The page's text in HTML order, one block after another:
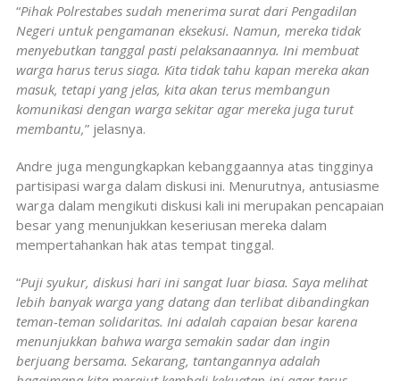
“Pihak Polrestabes sudah menerima surat dari Pengadilan
Negeri untuk pengamanan eksekusi. Namun, mereka tidak
menyebutkan tanggal pasti pelaksanaannya. Ini membuat
warga harus terus siaga. Kita tidak tahu kapan mereka akan
masuk, tetapi yang jelas, kita akan terus membangun
komunikasi dengan warga sekitar agar mereka juga turut
membantu,” jelasnya.
Andre juga mengungkapkan kebanggaannya atas tingginya
partisipasi warga dalam diskusi ini. Menurutnya, antusiasme
warga dalam mengikuti diskusi kali ini merupakan pencapaian
besar yang menunjukkan keseriusan mereka dalam
mempertahankan hak atas tempat tinggal.
“Puji syukur, diskusi hari ini sangat luar biasa. Saya melihat
lebih banyak warga yang datang dan terlibat dibandingkan
teman-teman solidaritas. Ini adalah capaian besar karena
menunjukkan bahwa warga semakin sadar dan ingin
berjuang bersama. Sekarang, tantangannya adalah